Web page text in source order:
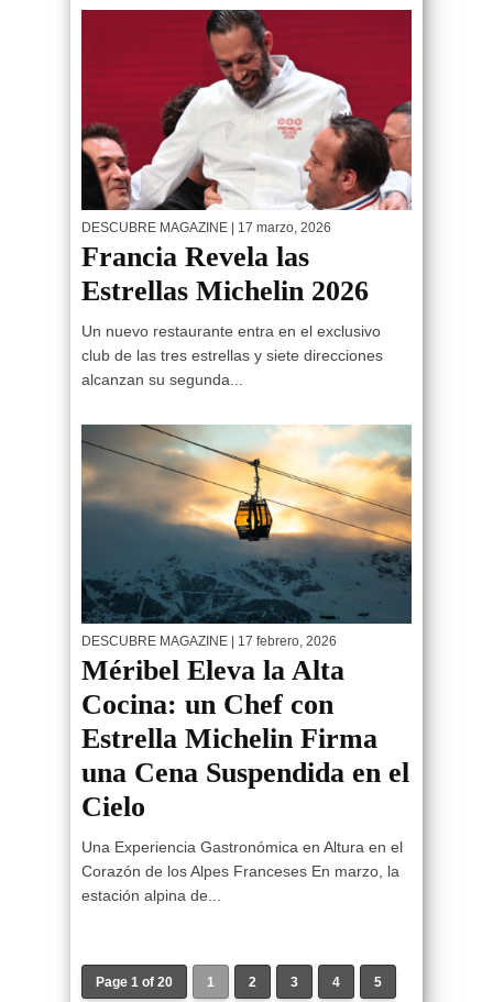
DESCUBRE MAGAZINE | 17 marzo, 2026
Francia Revela las
Estrellas Michelin 2026
Un nuevo restaurante entra en el exclusivo
club de las tres estrellas y siete direcciones
alcanzan su segunda...
DESCUBRE MAGAZINE | 17 febrero, 2026
Méribel Eleva la Alta
Cocina: un Chef con
Estrella Michelin Firma
una Cena Suspendida en el
Cielo
Una Experiencia Gastronómica en Altura en el
Corazón de los Alpes Franceses En marzo, la
estación alpina de...
Page 1 of 20 1 2 3 4 5